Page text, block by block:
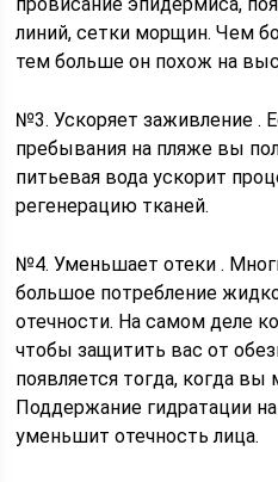
линий, сетки морщин. Чем
тем больше он похож на
№3. Ускоряет заживление .
пребывания на пляже вы
питьевая вода ускорит
регенерацию тканей.
№4. Уменьшает отеки .
большое потребление
отечности. На самом деле
чтобы защитить вас от
появляется тогда, когда
Поддержание гидратации
уменьшит отечность лица.